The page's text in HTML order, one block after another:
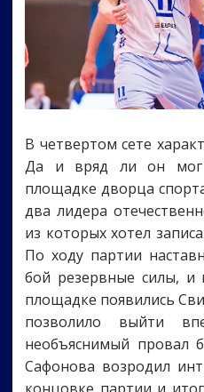
В четвертом сете
Да и вряд ли он мог
площадке дворца
два лидера
из которых хотел
По ходу партии
бой резервные силы, и
площадке появились
позволило выйти
необъяснимый провал
Сафонова возродил